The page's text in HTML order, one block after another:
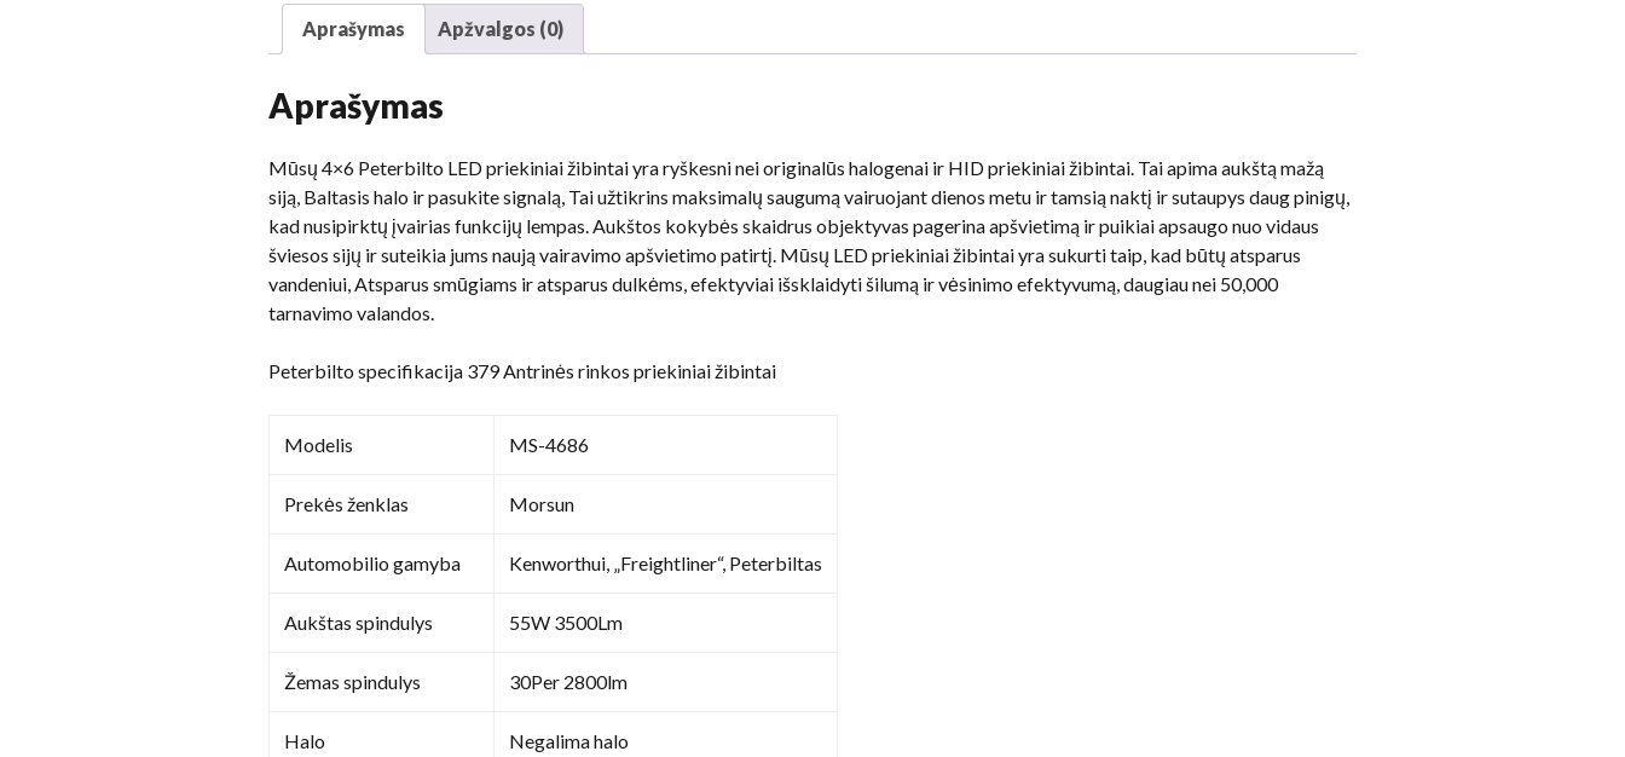
žibintų
Aprašymas Apžvalgos (0)
Aprašymas
Mūsų 4×6 Peterbilto LED priekiniai žibintai yra ryškesni nei originalūs halogenai ir HID priekiniai žibintai. Tai apima aukštą mažą
siją, Baltasis halo ir pasukite signalą, Tai užtikrins maksimalų saugumą vairuojant dienos metu ir tamsią naktį ir sutaupys daug pinigų,
kad nusipirktų įvairias funkcijų lempas. Aukštos kokybės skaidrus objektyvas pagerina apšvietimą ir puikiai apsaugo nuo vidaus
šviesos sijų ir suteikia jums naują vairavimo apšvietimo patirtį. Mūsų LED priekiniai žibintai yra sukurti taip, kad būtų atsparus
vandeniui, Atsparus smūgiams ir atsparus dulkėms, efektyviai išsklaidyti šilumą ir vėsinimo efektyvumą, daugiau nei 50,000
tarnavimo valandos.
Peterbilto specifikacija 379 Antrinės rinkos priekiniai žibintai
Modelis MS-4686
Prekės ženklas Morsun
Automobilio gamyba Kenworthui, „Freightliner“, Peterbiltas
Aukštas spindulys 55W 3500Lm
Žemas spindulys 30Per 2800lm
Halo Negalima halo